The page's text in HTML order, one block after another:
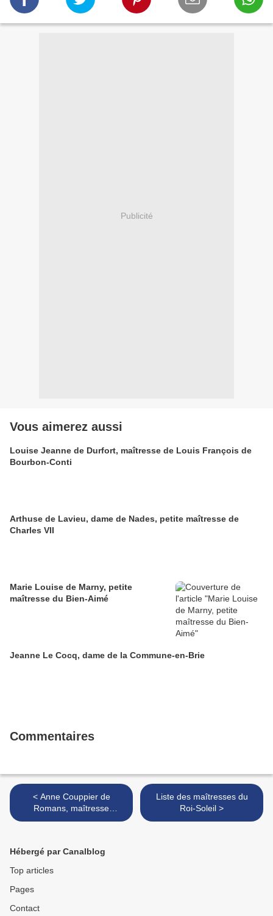
Publicité
Vous aimerez aussi
Louise Jeanne de Durfort, maîtresse de Louis François de
Bourbon-Conti
Arthuse de Lavieu, dame de Nades, petite maîtresse de
Charles VII
Marie Louise de Marny, petite
maîtresse du Bien-Aimé
Jeanne Le Cocq, dame de la Commune-en-Brie
Commentaires
< Anne Couppier de
Romans, maîtresse
passagère de Louis XV
Liste des maîtresses du
Roi-Soleil >
Hébergé par Canalblog
Top articles
Pages
Contact